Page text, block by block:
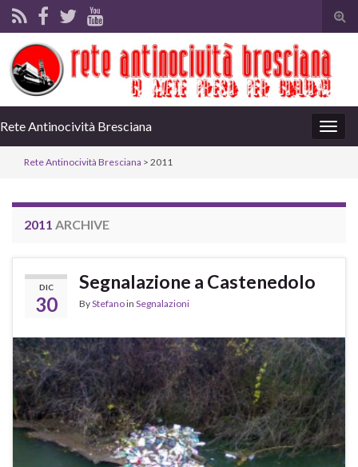
Rete Antinocività Bresciana
Rete Antinocività Bresciana > 2011
2011 ARCHIVE
DIC
30
Segnalazione a Castenedolo
ByStefanoin Segnalazioni